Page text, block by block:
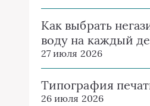
Как выбрать
воду на каждый
27 июля 2026
Типография
26 июля 2026